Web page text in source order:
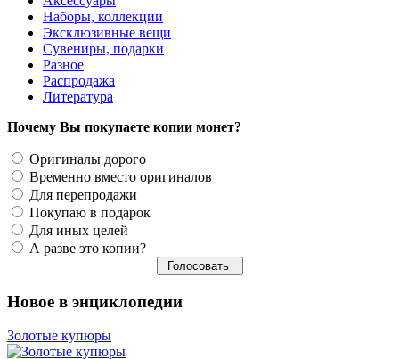
Наборы, коллекции
Эксклюзивные вещи
Сувениры, подарки
Разное
Распродажа
Литература
Почему Вы покупаете копии монет?
Оригиналы дорого
Временно вместо оригиналов
Для перепродажи
Покупаю в подарок
Для иных целей
А разве это копии?
Новое в энциклопедии
Золотые купюры